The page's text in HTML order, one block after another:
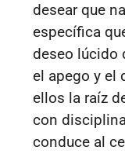
desear que
específica
deseo lúcido
el apego y el
ellos la raíz
con
conduce al